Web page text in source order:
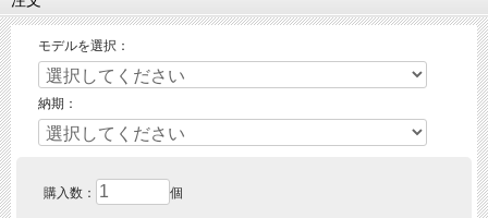
モデルを選択：
納期：
購入数： 個